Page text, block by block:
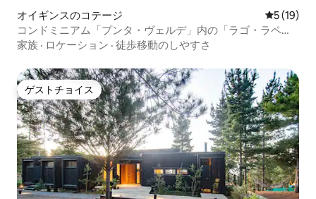
オイギンスのコテージ レビュー
5 (19)
コンドミニアム「プンタ・ヴェルデ」内の「ラゴ・ラペ
ル」の家
家族 · ロケーション · 徒歩移動のしやすさ
ゲストチョイス
ゲストチョイス